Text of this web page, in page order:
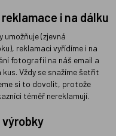
i na dálku
(zjevná
reklamaci vyřídíme i na
fotografií na náš email a
kus. Vždy se snažíme šetřit
si to dovolit, protože
téměř nereklamují.
výrobky